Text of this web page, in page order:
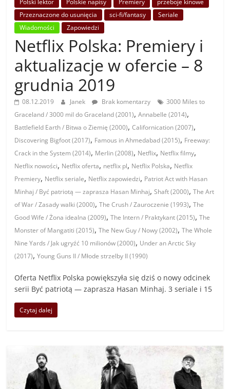
Polski lektor
Polskie napisy Premiery
przeboje kinowe
Przeznaczone do usunięcia
sci-fi/fantasy
Seriale
Wiadomości
Zapowiedzi
Netflix Polska: Premiery i
aktualizacje w ofercie – 8
grudnia 2019
08.12.2019 Janek Brak komentarzy
3000 Miles to
Graceland / 3000 mil do Graceland (2001),Annabelle (2014),
Battlefield Earth / Bitwa o Ziemię (2000),Californication (2007),
Discovering Bigfoot (2017), Famous in Ahmedabad (2015), Freeway:
Crack in the System (2014), Merlin (2008), Netflix, Netflix filmy,
Netflix nowości, Netflix oferta, netflix pl, Netflix Polska, Netflix
Premiery, Netflix seriale, Netflix zapowiedzi, Patriot Act with Hasan
Minhaj / Być patriotą — zaprasza Hasan Minhaj,Shaft (2000),The Art
of War / Zasady walki (2000),The Crush / Zauroczenie (1993),The
Good Wife / Żona idealna (2009),The Intern / Praktykant (2015),The
Monster of Mangatiti (2015),The New Guy / Nowy (2002),The Whole
Nine Yards / Jak ugryźć 10 milionów (2000), Under an Arctic Sky
(2017),Young Guns II / Młode strzelby II (1990)
Oferta Netflix Polska powiększyła się dziś o nowy odcinek
serii Być patriotą — zaprasza Hasan Minhaj. 3 seriale i 15
Czytaj dalej